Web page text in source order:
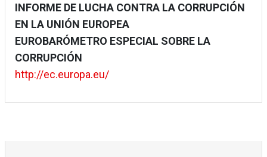
INFORME DE LUCHA CONTRA LA CORRUPCIÓN
EN LA UNIÓN EUROPEA
EUROBARÓMETRO ESPECIAL SOBRE LA
CORRUPCIÓN
http://ec.europa.eu/